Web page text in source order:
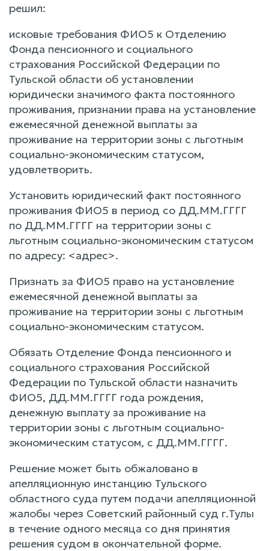
решил:
исковые требования ФИО5 к Отделению
Фонда пенсионного и социального
страхования Российской Федерации по
Тульской области об установлении
юридически значимого факта постоянного
проживания, признании права на установление
ежемесячной денежной выплаты за
проживание на территории зоны с льготным
социально-экономическим статусом,
удовлетворить.
Установить юридический факт постоянного
проживания ФИО5 в период со ДД.ММ.ГГГГ
по ДД.ММ.ГГГГ на территории зоны с
льготным социально-экономическим статусом
по адресу: <адрес>.
Признать за ФИО5 право на установление
ежемесячной денежной выплаты за
проживание на территории зоны с льготным
социально-экономическим статусом.
Обязать Отделение Фонда пенсионного и
социального страхования Российской
Федерации по Тульской области назначить
ФИО5, ДД.ММ.ГГГГ года рождения,
денежную выплату за проживание на
территории зоны с льготным социально-
экономическим статусом, с ДД.ММ.ГГГГ.
Решение может быть обжаловано в
апелляционную инстанцию Тульского
областного суда путем подачи апелляционной
жалобы через Советский районный суд г.Тулы
в течение одного месяца со дня принятия
решения судом в окончательной форме.